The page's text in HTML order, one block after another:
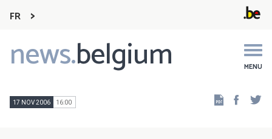
FR
news.belgium MENU
Main
navigation
17 NOV 2006 16:00